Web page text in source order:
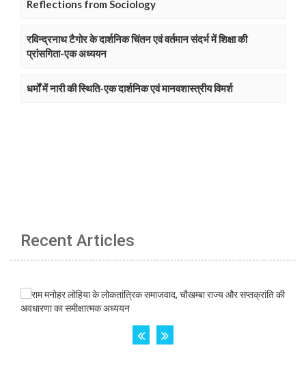
Reflections from Sociology
रविन्द्रनाथ टैगोर के दार्शनिक चिंतन एवं वर्तमान संदर्भ में शिक्षा की
प्रांसगिता-एक अध्ययन
धर्मों में नारी की स्थिति-एक दार्शनिक एवं मानवशास्त्रीय विमर्श
Recent Articles